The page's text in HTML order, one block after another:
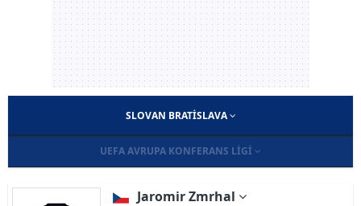
SLOVAN BRATISLAVA
UEFA AVRUPA KONFERANS LIGI
Jaromir Zmrhal